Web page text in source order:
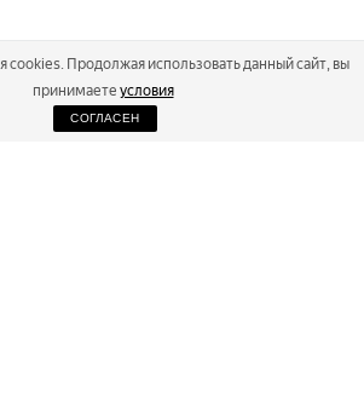
2026
cookies. Продолжая использовать данный сайт, вы
принимаете условия
СОГЛАСЕН